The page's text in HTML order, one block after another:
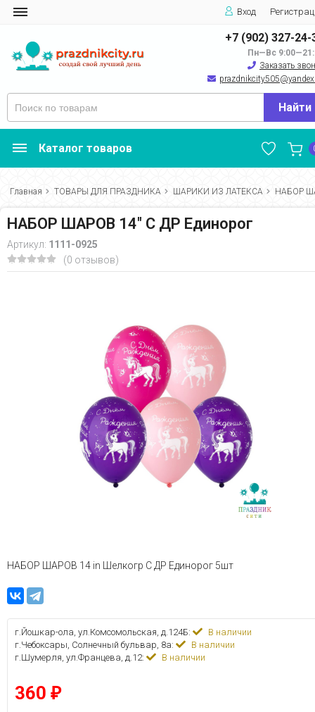
Вход
+7 (902) 327-24-
Пн—Вс
Заказать
Найти
Каталог товаров
Главная ТОВАРЫ ДЛЯ ПРАЗДНИКА ШАРИКИ ИЗ ЛАТЕКСА НАБОР
НАБОР ШАРОВ 14" С ДР Единорог
Артикул: 1111-0925
(0 отзывов)
НАБОР ШАРОВ 14 in Шелкогр С ДР Единорог 5шт
г.Йошкар-ола, ул.Комсомольская, д.124Б:
В наличии
г.Чебоксары, Солнечный бульвар, 8а:
В наличии
г.Шумерля, ул.Францева, д.12:
В наличии
360 ₽